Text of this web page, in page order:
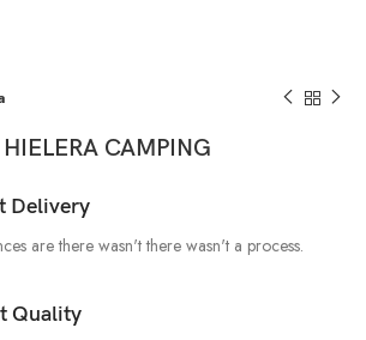
CAMPING
Delivery
are there wasn't there wasn't a process.
Quality